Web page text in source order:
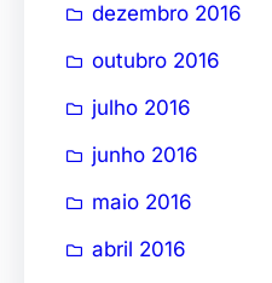
dezembro 2016
outubro 2016
julho 2016
junho 2016
maio 2016
abril 2016